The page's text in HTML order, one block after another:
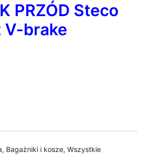
PRZÓD Steco
brake
, Bagażniki i kosze, Wszystkie